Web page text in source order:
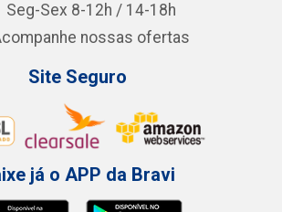
Seg-Sex 8-12h / 14-18h
nossas ofertas
Site Seguro
já o APP da Bravi